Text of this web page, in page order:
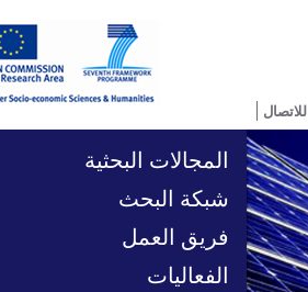
للاتصال
المجالات البحثية
شبكة البحث
فريق العمل
الفعاليات